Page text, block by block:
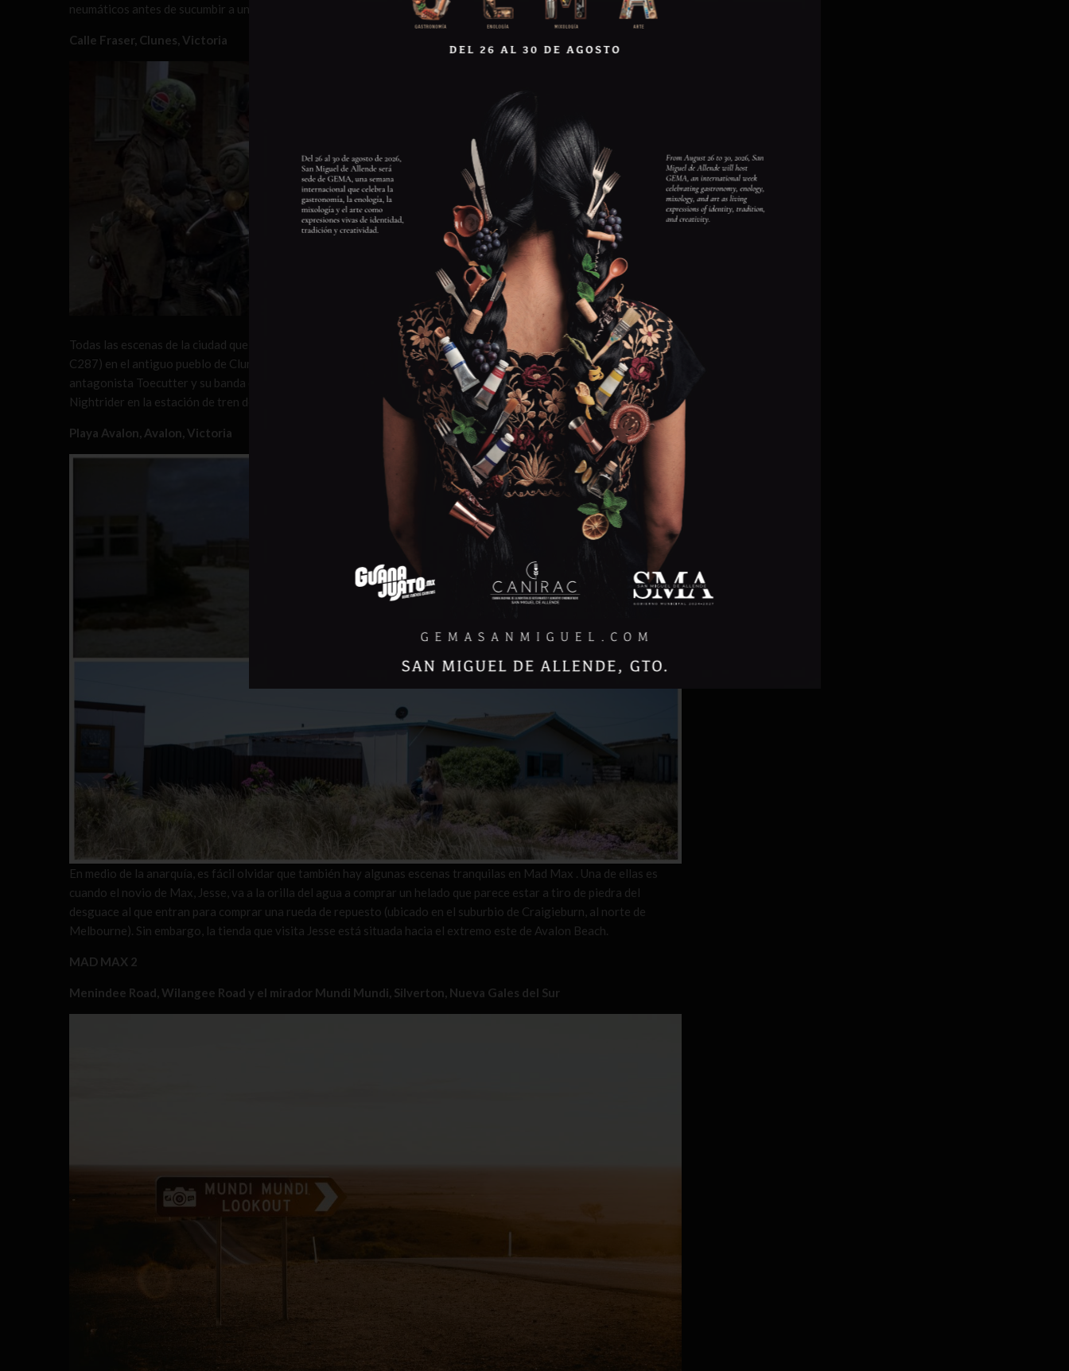
neumáticos antes de sucumbir a una muerte fatídica.
Calle Fraser, Clunes, Victoria
Todas las escenas de la ciudad que aparecen en la película se filmaron a unos 20 minutos al norte de Ballarat (por la
C287) en el antiguo pueblo de Clunes, donde se desarrolló la fiebre del oro. Es allí donde nos encontramos con el
antagonista Toecutter y su banda de delincuentes moteros que llegan con la intención de encontrarse con The
Nightrider en la estación de tren del pueblo.
Playa Avalon, Avalon, Victoria
En medio de la anarquía, es fácil olvidar que también hay algunas escenas tranquilas en Mad Max . Una de ellas es
cuando el novio de Max, Jesse, va a la orilla del agua a comprar un helado que parece estar a tiro de piedra del
desguace al que entran para comprar una rueda de repuesto (ubicado en el suburbio de Craigieburn, al norte de
Melbourne). Sin embargo, la tienda que visita Jesse está situada hacia el extremo este de Avalon Beach.
MAD MAX 2
Menindee Road, Wilangee Road y el mirador Mundi Mundi, Silverton, Nueva Gales del Sur